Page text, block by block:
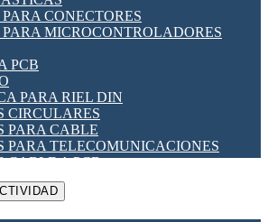
PARA PANEL
RELÉ
FIN DE CARRERA
ENERGÍA Y TC'S DE CORRIENTE
A PASO
LÓGICO PROGRAMABLES
DE HORARIO
CONECTORES
PARA MICROCONTROLADORES
PCB
PARA RIEL DIN
CIRCULARES
PARA CABLE
PARA TELECOMUNICACIONES
CABLE A PCB
PCB A CABLE